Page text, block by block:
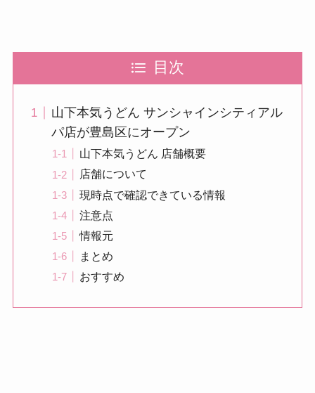
目次
山下本気うどん サンシャインシティアル
パ店が豊島区にオープン
山下本気うどん 店舗概要
店舗について
現時点で確認できている情報
注意点
情報元
まとめ
おすすめ